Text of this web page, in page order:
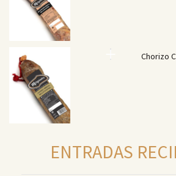
Chorizo
ENTRADAS